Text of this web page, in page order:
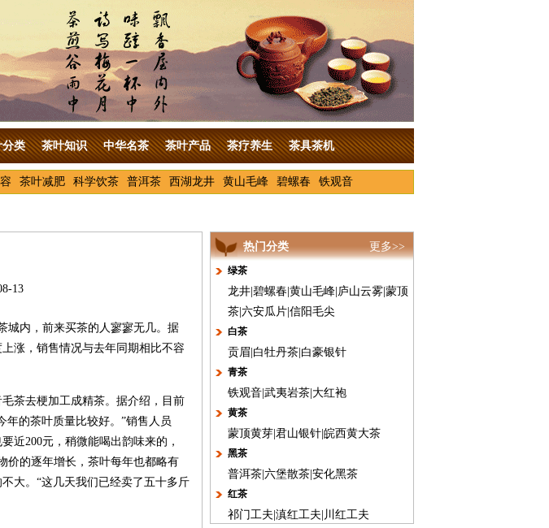
分类 茶叶知识 中华名茶 茶叶产品 茶疗养生 茶具茶机
茶叶减肥 科学饮茶 普洱茶 西湖龙井 黄山毛峰 碧螺春 铁观音
13
城内，前来买茶的人寥寥无几。据
涨，销售情况与去年同期相比不容
茶去梗加工成精茶。据介绍，目前
年的茶叶质量比较好。”销售人员
近200元，稍微能喝出韵味来的，
价的逐年增长，茶叶每年也都略有
大。“这几天我们已经卖了五十多斤
更多>>
热门分类
绿茶
龙井 碧螺春 黄山毛峰 庐山云雾 蒙顶
茶 六安瓜片 信阳毛尖
白茶
贡眉 白牡丹茶 白豪银针
青茶
铁观音 武夷岩茶 大红袍
黄茶
蒙顶黄芽 君山银针 皖西黄大茶
黑茶
普洱茶 六堡散茶 安化黑茶
红茶
祁门工夫 滇红工夫 川红工夫